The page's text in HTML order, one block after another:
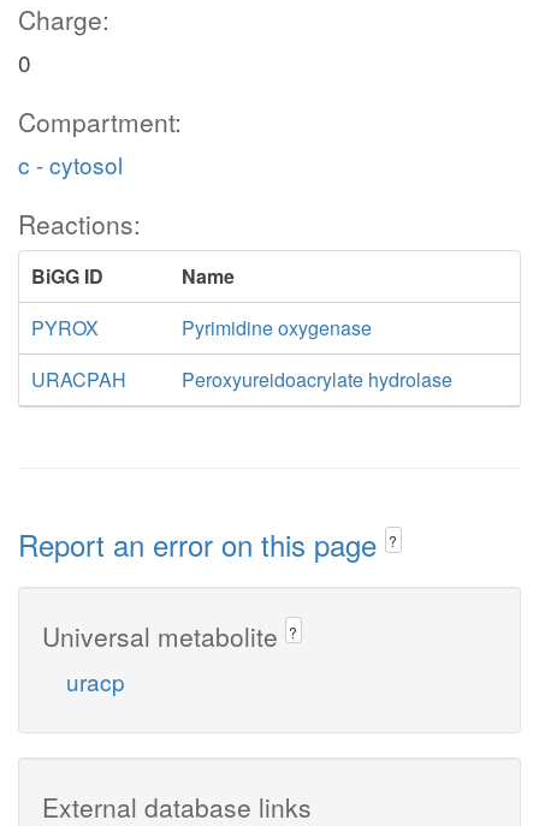
Charge:
0
Compartment:
c - cytosol
Reactions:
BiGG ID
Name
PYROX
Pyrimidine oxygenase
URACPAH
Peroxyureidoacrylate hydrolase
Report an error on this page ?
Universal metabolite ?
uracp
External database links